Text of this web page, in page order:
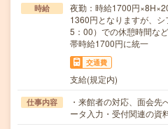
時給
夜勤：時給1700円
1360円となりますが、
5：00）での休憩時間な
帯時給1700円に統一
交通費
支給(規定内)
仕事内容
・来館者の対応、面会
ータ入力・受付関連の